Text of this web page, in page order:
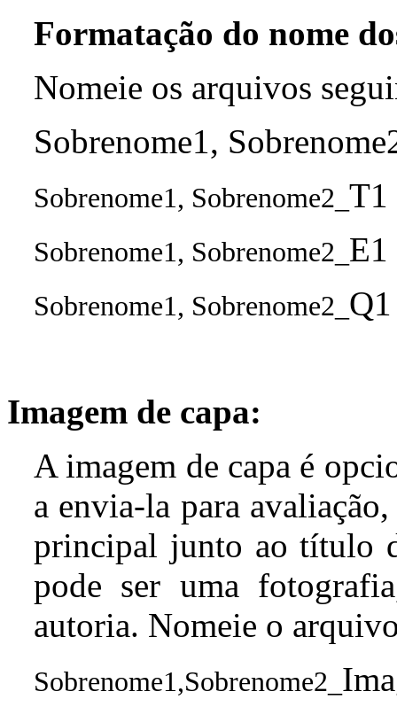
Formatação do nome
Nomeie os arquivos
Sobrenome1,
Sobrenome1, Sobrenome2_ T1
Sobrenome1, Sobrenome2_ E1
Sobrenome1, Sobrenome2_
Imagem de capa:
A imagem de capa é
a envia-la para
principal junto ao título
pode ser uma fotografia
autoria. Nomeie o
Sobrenome1,Sobrenome2_